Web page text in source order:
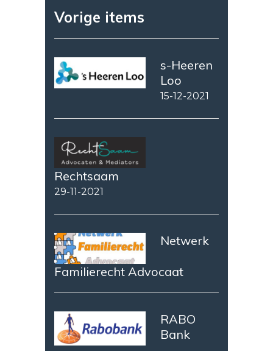
Vorige items
s-Heeren
Loo
15-12-2021
Rechtsaam
29-11-2021
Netwerk
Familierecht Advocaat
RABO
Bank